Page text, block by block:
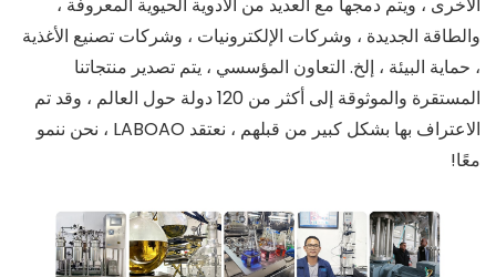
والطاقة الجديدة ، وشركات الإلكترونيات ، وشركات تصنيع الأغذية
، حماية البيئة ، إلخ. التعاون المؤسسي ، يتم تصدير منتجاتنا
المستقرة والموثوقة إلى أكثر من 120 دولة حول العالم ، وقد تم
الاعتراف بها بشكل كبير من قبلهم ، نعتقد LABOAO ، نحن ننمو
معًا!